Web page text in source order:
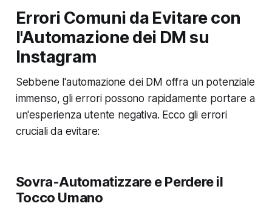
Errori Comuni da Evitare con
l'Automazione dei DM su
Instagram
Sebbene l'automazione dei DM offra un potenziale
immenso, gli errori possono rapidamente portare a
un'esperienza utente negativa. Ecco gli errori
cruciali da evitare:
Sovra-Automatizzare e Perdere il
Tocco Umano